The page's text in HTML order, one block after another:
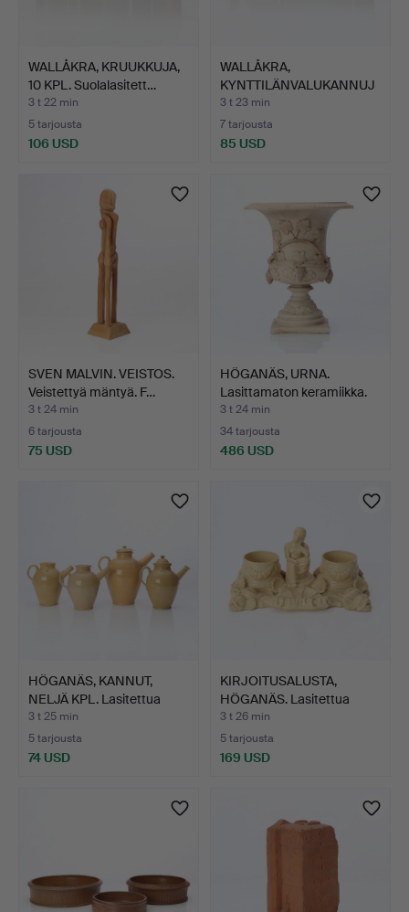
WALLÅKRA, KRUUKKUJA,
10 KPL. Suolalasitett…
3 t 22 min
5 tarjousta
106 USD
WALLÅKRA,
KYNTTILÄNVALUKANNUJ
A, 4 KPL. Suo…
3 t 23 min
7 tarjousta
85 USD
SVEN MALVIN. VEISTOS.
Veistettyä mäntyä. F…
3 t 24 min
6 tarjousta
75 USD
HÖGANÄS, URNA.
Lasittamaton keramiikka.
18…
3 t 24 min
34 tarjousta
486 USD
HÖGANÄS, KANNUT,
NELJÄ KPL. Lasitettua
ker…
3 t 25 min
5 tarjousta
74 USD
KIRJOITUSALUSTA,
HÖGANÄS. Lasitettua
keram…
3 t 26 min
5 tarjousta
169 USD